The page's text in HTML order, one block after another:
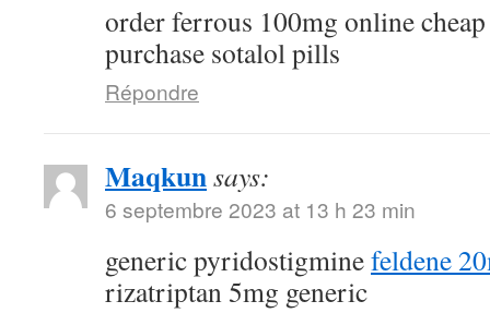
order ferrous 100mg online
purchase sotalol pills
Répondre
Maqkunsays:
6 septembre 2023 at 13 h 23 min
generic pyridostigminefeldene
rizatriptan 5mg generic